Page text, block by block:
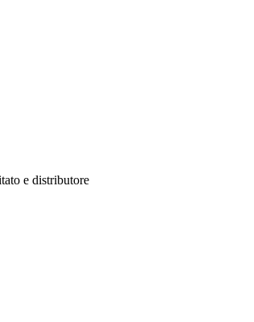
e distributore